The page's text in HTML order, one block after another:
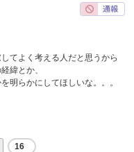
てよく考える人だと思うから
緯とか、
明らかにしてほしいな。。。
16